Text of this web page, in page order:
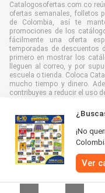
¡No
Ver
Catalogosofertas.com.co
ofertas semanales, folletos
de Colombia, así te
promociones de los
fácilmente una oferta
temporadas de descuentos
primero en mostrar los
lleguen al correo, y por
escuela o tienda. Coloca
mucho tiempo y dinero.
contribuyes a reducir el uso
Todos los derechos
de descargo de